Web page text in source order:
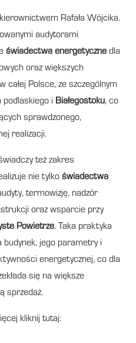
Rafała Wójcika.
audytorami
świadectwa energetyczne dla
oraz większych
całej Polsce, ze szczególnym
podlaskiego i Białegostoku, co
sprawdzonego,
realizacji.
też zakres
nie tylko świadectwa
termowizję, nadzór
oraz wsparcie przy
Powietrze. Taka praktyka
budynek, jego parametry i
energetycznej, co dla
się na większe
sprzedaż.
kliknij tutaj: